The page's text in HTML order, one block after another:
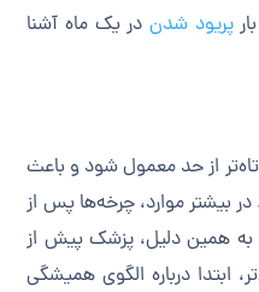
پریود شدندر یک ماه آشنا
از حد معمول شود و باعث
بیشتر موارد، چرخه‌ها پس از
به همین دلیل، پزشک پیش از
ابتدا درباره الگوی همیشگی